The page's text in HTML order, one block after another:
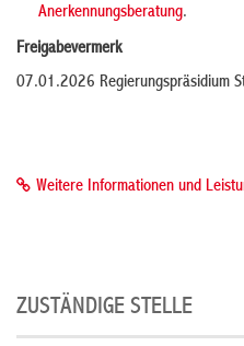
Anerkennungsberatung.
Freigabevermerk
07.01.2026 Regierungspräsidium
Weitere Informationen und
ZUSTÄNDIGE STELLE